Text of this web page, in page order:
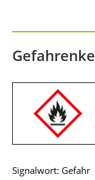
Signalwort: Gefahr